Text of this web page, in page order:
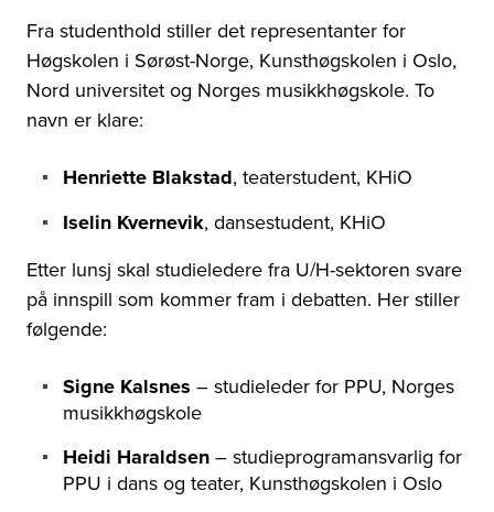
Fra studenthold stiller det representanter for
Høgskolen i Sørøst-Norge, Kunsthøgskolen i Oslo,
Nord universitet og Norges musikkhøgskole. To
navn er klare:
Henriette Blakstad, teaterstudent, KHiO
Iselin Kvernevik, dansestudent, KHiO
Etter lunsj skal studieledere fra U/H-sektoren svare
på innspill som kommer fram i debatten. Her stiller
følgende:
Signe Kalsnes – studieleder for PPU, Norges
musikkhøgskole
Heidi Haraldsen – studieprogramansvarlig for
PPU i dans og teater, Kunsthøgskolen i Oslo